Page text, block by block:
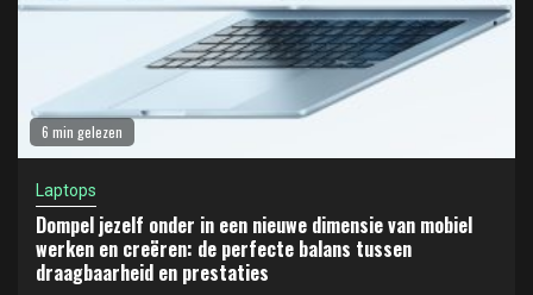
6 min gelezen
Laptops
Dompel jezelf onder in een nieuwe dimensie van mobiel
werken en creëren: de perfecte balans tussen
draagbaarheid en prestaties